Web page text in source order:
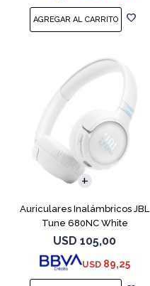
Auriculares Inalámbricos JBL
Tune 680NC White
USD 105,00
USD 89,25